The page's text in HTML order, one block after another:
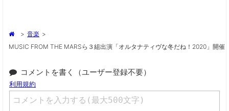
> 音楽 >
MUSIC FROM THE MARSら３組出演「オルタナティヴな冬だね！2020」開催
コメントを書く（ユーザー登録不要）